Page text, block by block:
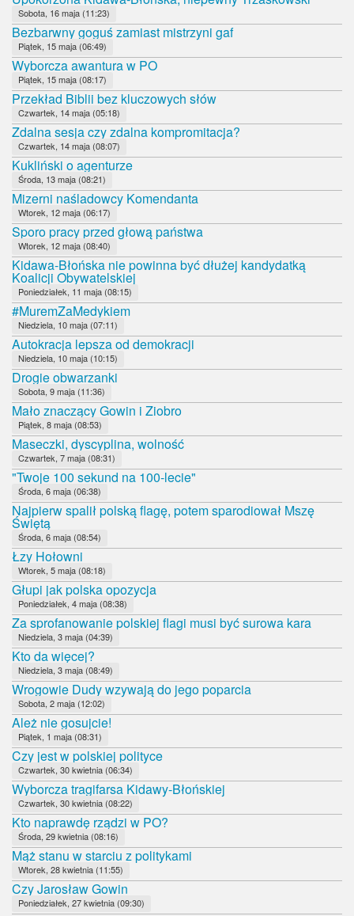
Sobota, 16 maja (11:23)
Bezbarwny goguś zamiast mistrzyni gaf
Piątek, 15 maja (06:49)
Wyborcza awantura w PO
Piątek, 15 maja (08:17)
Przekład Biblii bez kluczowych słów
Czwartek, 14 maja (05:18)
Zdalna sesja czy zdalna kompromitacja?
Czwartek, 14 maja (08:07)
Kukliński o agenturze
Środa, 13 maja (08:21)
Mizerni naśladowcy Komendanta
Wtorek, 12 maja (06:17)
Sporo pracy przed głową państwa
Wtorek, 12 maja (08:40)
Kidawa-Błońska nie powinna być dłużej kandydatką
Koalicji Obywatelskiej
Poniedziałek, 11 maja (08:15)
#MuremZaMedykiem
Niedziela, 10 maja (07:11)
Autokracja lepsza od demokracji
Niedziela, 10 maja (10:15)
Drogie obwarzanki
Sobota, 9 maja (11:36)
Mało znaczący Gowin i Ziobro
Piątek, 8 maja (08:53)
Maseczki, dyscyplina, wolność
Czwartek, 7 maja (08:31)
"Twoje 100 sekund na 100-lecie"
Środa, 6 maja (06:38)
Najpierw spalił polską flagę, potem sparodiował Mszę
Świętą
Środa, 6 maja (08:54)
Łzy Hołowni
Wtorek, 5 maja (08:18)
Głupi jak polska opozycja
Poniedziałek, 4 maja (08:38)
Za sprofanowanie polskiej flagi musi być surowa kara
Niedziela, 3 maja (04:39)
Kto da więcej?
Niedziela, 3 maja (08:49)
Wrogowie Dudy wzywają do jego poparcia
Sobota, 2 maja (12:02)
Ależ nie gosujcie!
Piątek, 1 maja (08:31)
Czy jest w polskiej polityce
Czwartek, 30 kwietnia (06:34)
Wyborcza tragifarsa Kidawy-Błońskiej
Czwartek, 30 kwietnia (08:22)
Kto naprawdę rządzi w PO?
Środa, 29 kwietnia (08:16)
Mąż stanu w starciu z politykami
Wtorek, 28 kwietnia (11:55)
Czy Jarosław Gowin
Poniedziałek, 27 kwietnia (09:30)